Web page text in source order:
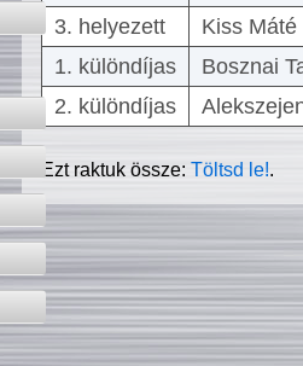
3. helyezett
Kiss
1. különdíjas
Bosznai
2. különdíjas
Ezt raktuk össze:Töltsd le!.